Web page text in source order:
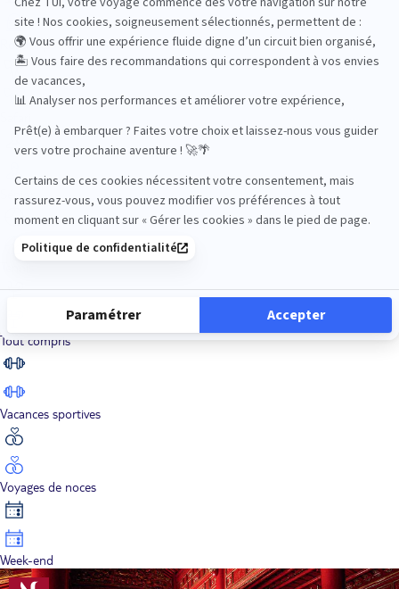
Road Trips
Sénior
Tout compris
Vacances sportives
Voyages de noces
Week-end